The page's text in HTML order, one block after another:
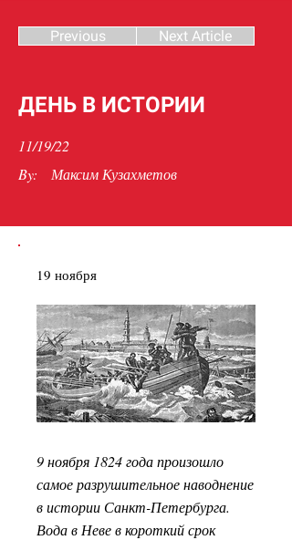
Next Article
Previous
ДЕНЬ В ИСТОРИИ
11/19/22
By:
Максим Кузахметов
19 ноября
9 ноября 1824 года произошло
самое разрушительное наводнение
в истории Санкт-Петербурга.
Вода в Неве в короткий срок